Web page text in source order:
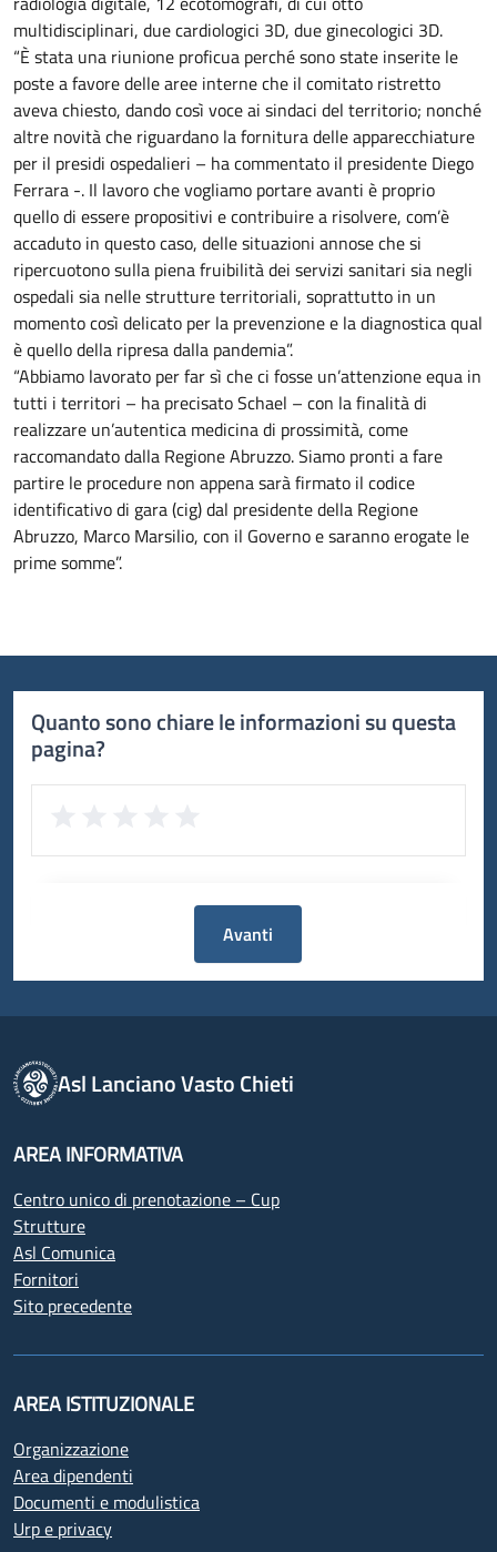
multidisciplinari, due cardiologici 3D, due ginecologici 3D.
“È stata una riunione proficua perché sono state inserite le
poste a favore delle aree interne che il comitato ristretto
aveva chiesto, dando così voce ai sindaci del territorio; nonché
altre novità che riguardano la fornitura delle apparecchiature
per il presidi ospedalieri – ha commentato il presidente Diego
Ferrara -. Il lavoro che vogliamo portare avanti è proprio
quello di essere propositivi e contribuire a risolvere, com’è
accaduto in questo caso, delle situazioni annose che si
ripercuotono sulla piena fruibilità dei servizi sanitari sia negli
ospedali sia nelle strutture territoriali, soprattutto in un
momento così delicato per la prevenzione e la diagnostica qual
è quello della ripresa dalla pandemia”.
“Abbiamo lavorato per far sì che ci fosse un’attenzione equa in
tutti i territori – ha precisato Schael – con la finalità di
realizzare un’autentica medicina di prossimità, come
raccomandato dalla Regione Abruzzo. Siamo pronti a fare
partire le procedure non appena sarà firmato il codice
identificativo di gara (cig) dal presidente della Regione
Abruzzo, Marco Marsilio, con il Governo e saranno erogate le
prime somme”.
Quanto sono chiare le informazioni su questa
pagina?
Avanti
Asl Lanciano Vasto Chieti
AREA INFORMATIVA
Centro unico di prenotazione – Cup
Strutture
Asl Comunica
Fornitori
Sito precedente
AREA ISTITUZIONALE
Organizzazione
Area dipendenti
Documenti e modulistica
Urp e privacy